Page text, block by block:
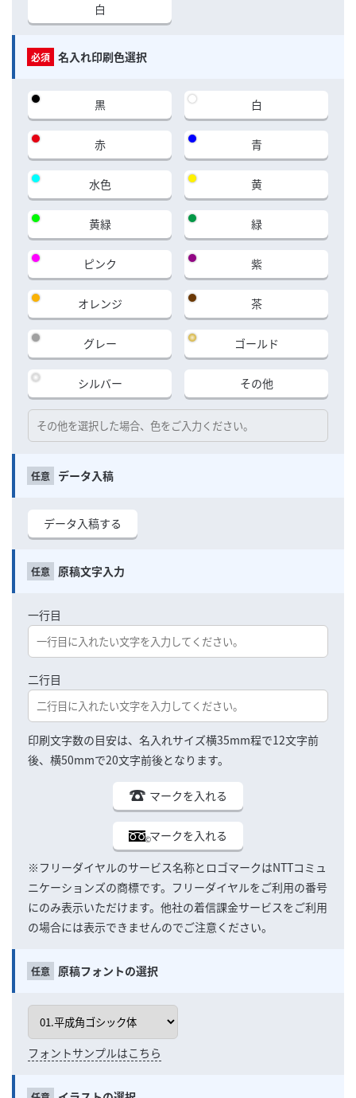
白
名入れ印刷色選択
黒 白
赤 青
水色 黄
黄緑 緑
ピンク 紫
オレンジ 茶
グレー ゴールド
シルバー その他
データ入稿
データ入稿する
原稿文字入力
一行目
二行目
印刷文字数の目安は、名入れサイズ横35mm程で12文字前
後、横50mmで20文字前後となります。
マークを入れる
マークを入れる
※フリーダイヤルのサービス名称とロゴマークはNTTコミュ
ニケーションズの商標です。フリーダイヤルをご利用の番号
にのみ表示いただけます。他社の着信課金サービスをご利用
の場合には表示できませんのでご注意ください。
原稿フォントの選択
フォントサンプルはこちら